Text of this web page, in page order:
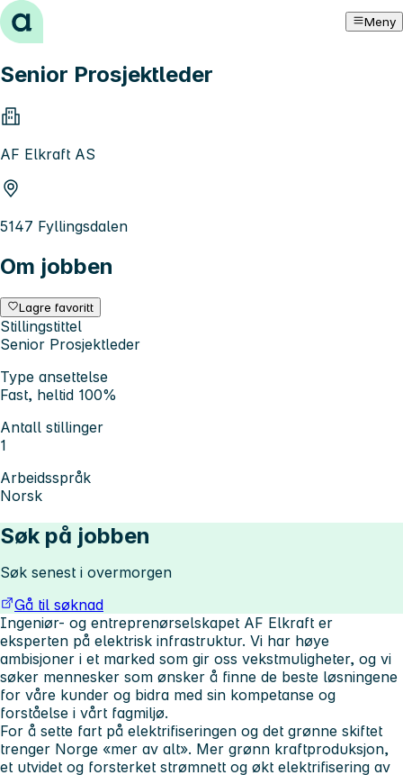
Hopp til innhold Meny
Senior Prosjektleder
AF Elkraft AS
5147 Fyllingsdalen
Om jobben
Lagre favoritt
Stillingstittel
Senior Prosjektleder
Type ansettelse
Fast, heltid 100%
Antall stillinger
1
Arbeidsspråk
Norsk
Søk på jobben
Søk senest i overmorgen
Gå til søknad
Ingeniør- og entreprenørselskapet AF Elkraft er
eksperten på elektrisk infrastruktur. Vi har høye
ambisjoner i et marked som gir oss vekstmuligheter, og vi
søker mennesker som ønsker å finne de beste løsningene
for våre kunder og bidra med sin kompetanse og
forståelse i vårt fagmiljø.
For å sette fart på elektrifiseringen og det grønne skiftet
trenger Norge «mer av alt». Mer grønn kraftproduksjon,
et utvidet og forsterket strømnett og økt elektrifisering av